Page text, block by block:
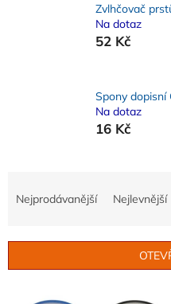
Zvlhčovač
Na dotaz
52 Kč
Spony dopisní
Na dotaz
16 Kč
í
Nejprodávanější Nejlevnější